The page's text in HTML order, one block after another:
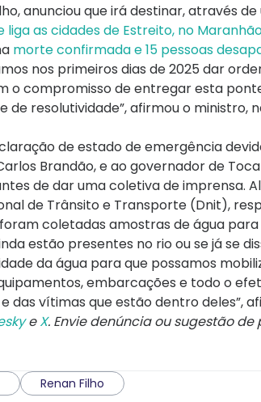
anunciou que irá destinar, através
liga as cidades de Estreito, no
morte confirmada e 15 pessoas
nos primeiros dias de 2025 dar
o compromisso de entregar esta
de resolutividade”, afirmou o
de estado de emergência
Brandão, e ao governador de
de dar uma coletiva de imprensa.
de Trânsito e Transporte (Dnit),
coletadas amostras de água
estão presentes no rio ou se já se
da água para que possamos
embarcações e todo o
das vítimas que estão dentro deles”,
eX. Envie denúncia ou sugestão
Renan Filho